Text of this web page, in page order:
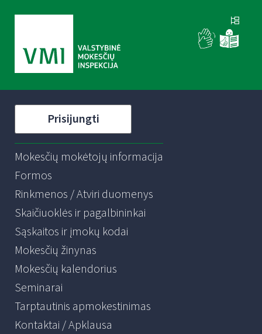
Prisijungti
Mokesčių mokėtojų informacija
Formos
Rinkmenos / Atviri duomenys
Skaičiuoklės ir pagalbininkai
Sąskaitos ir įmokų kodai
Mokesčių žinynas
Mokesčių kalendorius
Seminarai
Tarptautinis apmokestinimas
Kontaktai / Apklausa